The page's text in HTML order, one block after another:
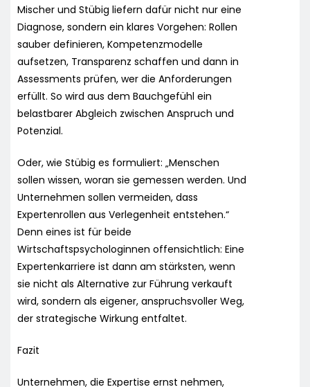
Mischer und Stübig liefern dafür nicht nur eine
Diagnose, sondern ein klares Vorgehen: Rollen
sauber definieren, Kompetenzmodelle
aufsetzen, Transparenz schaffen und dann in
Assessments prüfen, wer die Anforderungen
erfüllt. So wird aus dem Bauchgefühl ein
belastbarer Abgleich zwischen Anspruch und
Potenzial.
Oder, wie Stübig es formuliert: „Menschen
sollen wissen, woran sie gemessen werden. Und
Unternehmen sollen vermeiden, dass
Expertenrollen aus Verlegenheit entstehen.“
Denn eines ist für beide
Wirtschaftspsychologinnen offensichtlich: Eine
Expertenkarriere ist dann am stärksten, wenn
sie nicht als Alternative zur Führung verkauft
wird, sondern als eigener, anspruchsvoller Weg,
der strategische Wirkung entfaltet.
Fazit
Unternehmen, die Expertise ernst nehmen,